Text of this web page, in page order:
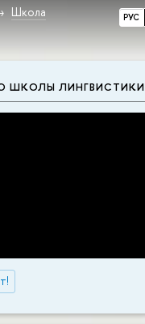
РУС
Школа
ШКОЛЫ ЛИНГВИСТИКИ